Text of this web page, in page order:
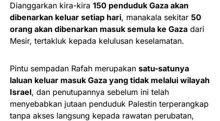
Dianggarkan kira-kira 150 penduduk Gaza akan
dibenarkan keluar setiap hari, manakala sekitar 50
orang akan dibenarkan masuk semula ke Gaza dari
Mesir, tertakluk kepada kelulusan keselamatan.
Pintu sempadan Rafah merupakan satu-satunya
laluan keluar masuk Gaza yang tidak melalui wilayah
Israel, dan penutupannya sebelum ini telah
menyebabkan jutaan penduduk Palestin terperangkap
tanpa akses langsung kepada rawatan perubatan,